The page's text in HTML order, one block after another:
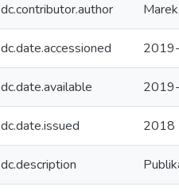
dc.contributor.author
dc.date.accessioned
dc.date.available
dc.date.issued 2018
dc.description